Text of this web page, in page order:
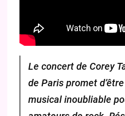
Le concert de Corey
de Paris promet
musical inoubliable